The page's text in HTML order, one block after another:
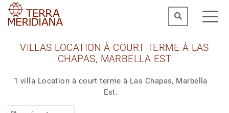
VILLAS LOCATION À COURT TERME À LAS
CHAPAS, MARBELLA EST
1 villa Location à court terme à Las Chapas, Marbella
Est.